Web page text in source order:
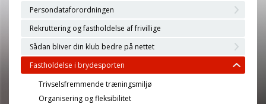
Persondataforordningen
Rekruttering og fastholdelse af frivillige
Sådan bliver din klub bedre på nettet
Fastholdelse i brydesporten
Trivselsfremmende træningsmiljø
Organisering og fleksibilitet